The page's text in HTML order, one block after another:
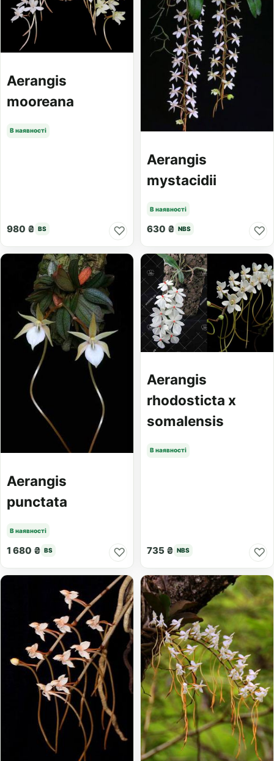
Aerangis
mooreana
В наявності
980 ₴ BS ♡
Aerangis
mystacidii
В наявності
630 ₴ NBS ♡
Aerangis
punctata
В наявності
1 680 ₴ BS ♡
Aerangis
rhodosticta x
somalensis
В наявності
735 ₴ NBS ♡